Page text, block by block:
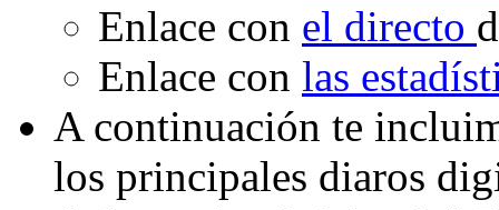
Enlace con el directo
Enlace con las
A continuación te
los principales diaros